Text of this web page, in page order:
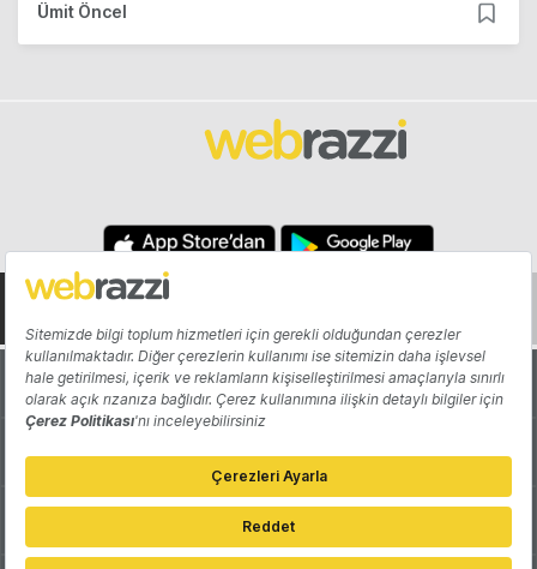
Ümit Öncel
Hakkında Yazarlar
Katkıda Bulun Reklam